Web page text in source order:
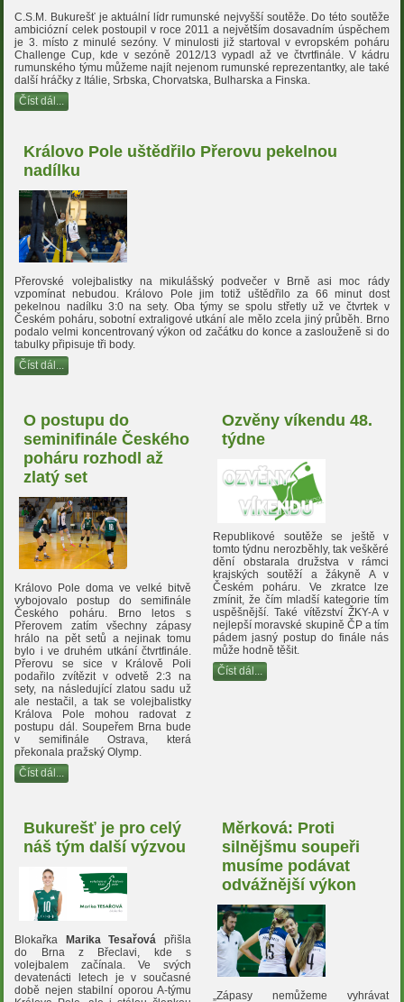
C.S.M. Bukurešť je aktuální lídr rumunské nejvyšší soutěže. Do této soutěže
ambiciózní celek postoupil v roce 2011 a největším dosavadním úspěchem
je 3. místo z minulé sezóny. V minulosti již startoval v evropském poháru
Challenge Cup, kde v sezóně 2012/13 vypadl až ve čtvrtfinále. V kádru
rumunského týmu můžeme najít nejenom rumunské reprezentantky, ale také
další hráčky z Itálie, Srbska, Chorvatska, Bulharska a Finska.
Číst dál...
Královo Pole uštědřilo Přerovu pekelnou
nadílku
Přerovské volejbalistky na mikulášský podvečer v Brně asi moc rády
vzpomínat nebudou. Královo Pole jim totiž uštědřilo za 66 minut dost
pekelnou nadílku 3:0 na sety. Oba týmy se spolu střetly už ve čtvrtek v
Českém poháru, sobotní extraligové utkání ale mělo zcela jiný průběh. Brno
podalo velmi koncentrovaný výkon od začátku do konce a zaslouženě si do
tabulky připisuje tři body.
Číst dál...
O postupu do
seminifinále Českého
poháru rozhodl až
zlatý set
Královo Pole doma ve velké bitvě
vybojovalo postup do semifinále
Českého poháru. Brno letos s
Přerovem zatím všechny zápasy
hrálo na pět setů a nejinak tomu
bylo i ve druhém utkání čtvrtfinále.
Přerovu se sice v Králově Poli
podařilo zvítězit v odvetě 2:3 na
sety, na následující zlatou sadu už
ale nestačil, a tak se volejbalistky
Králova Pole mohou radovat z
postupu dál. Soupeřem Brna bude
v semifinále Ostrava, která
překonala pražský Olymp.
Číst dál...
Ozvěny víkendu 48.
týdne
Republikové soutěže se ještě v
tomto týdnu nerozběhly, tak veškěré
dění obstarala družstva v rámci
krajských soutěží a žákyně A v
Českém poháru. Ve zkratce lze
zmínit, že čím mladší kategorie tím
uspěšnější. Také vítězství ŽKY-A v
nejlepší moravské skupině ČP a tím
pádem jasný postup do finále nás
může hodně těšit.
Číst dál...
Bukurešť je pro celý
náš tým další výzvou
Blokařka Marika Tesařová přišla
do Brna z Břeclavi, kde s
volejbalem začínala. Ve svých
devatenácti letech je v současné
době nejen stabilní oporou A-týmu
Měrková: Proti
silnějšmu soupeři
musíme podávat
odvážnější výkon
„Zápasy nemůžeme vyhrávat